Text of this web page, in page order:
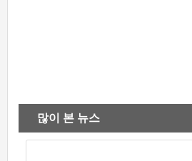
많이 본 뉴스